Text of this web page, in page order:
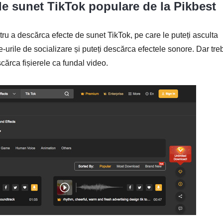
sunet TikTok populare de la Pikbest
a descărca efecte de sunet TikTok, pe care le puteți asculta
urile de socializare și puteți descărca efectele sonore. Dar
fișierele ca fundal video.